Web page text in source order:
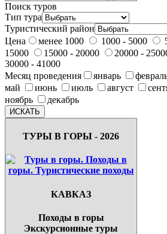
Поиск туров
Тип тура
Туристический район
Цена
менее 1000 1000 - 5000
15000
15000 - 20000 20000 -
30000 - 41000
Месяц проведения
январь
май
июнь июль август
ноябрь
декабрь
ТУРЫ В ГОРЫ - 2026
КАВКАЗ
Походы в горы
Экскурсионные туры